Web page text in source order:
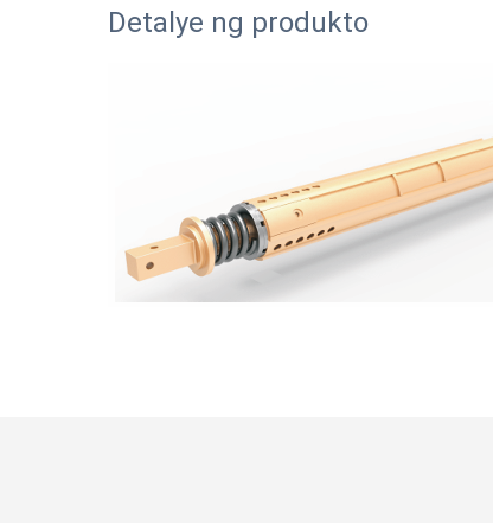
Detalye ng produkto